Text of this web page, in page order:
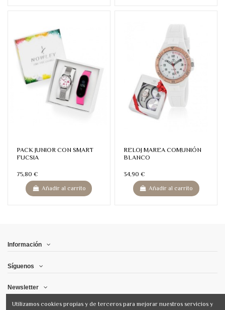
PACK JUNIOR CON SMART
FUCSIA
75,80 €
Añadir al carrito
RELOJ MAREA COMUNIÓN
BLANCO
34,90 €
Añadir al carrito
Información
Síguenos
Newsletter
Utilizamos cookies propias y de terceros para mejorar nuestros servicios y